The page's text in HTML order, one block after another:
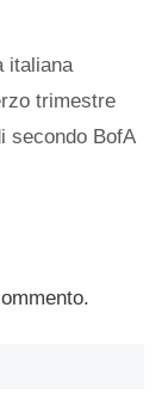
italiana
trimestre
secondo BofA